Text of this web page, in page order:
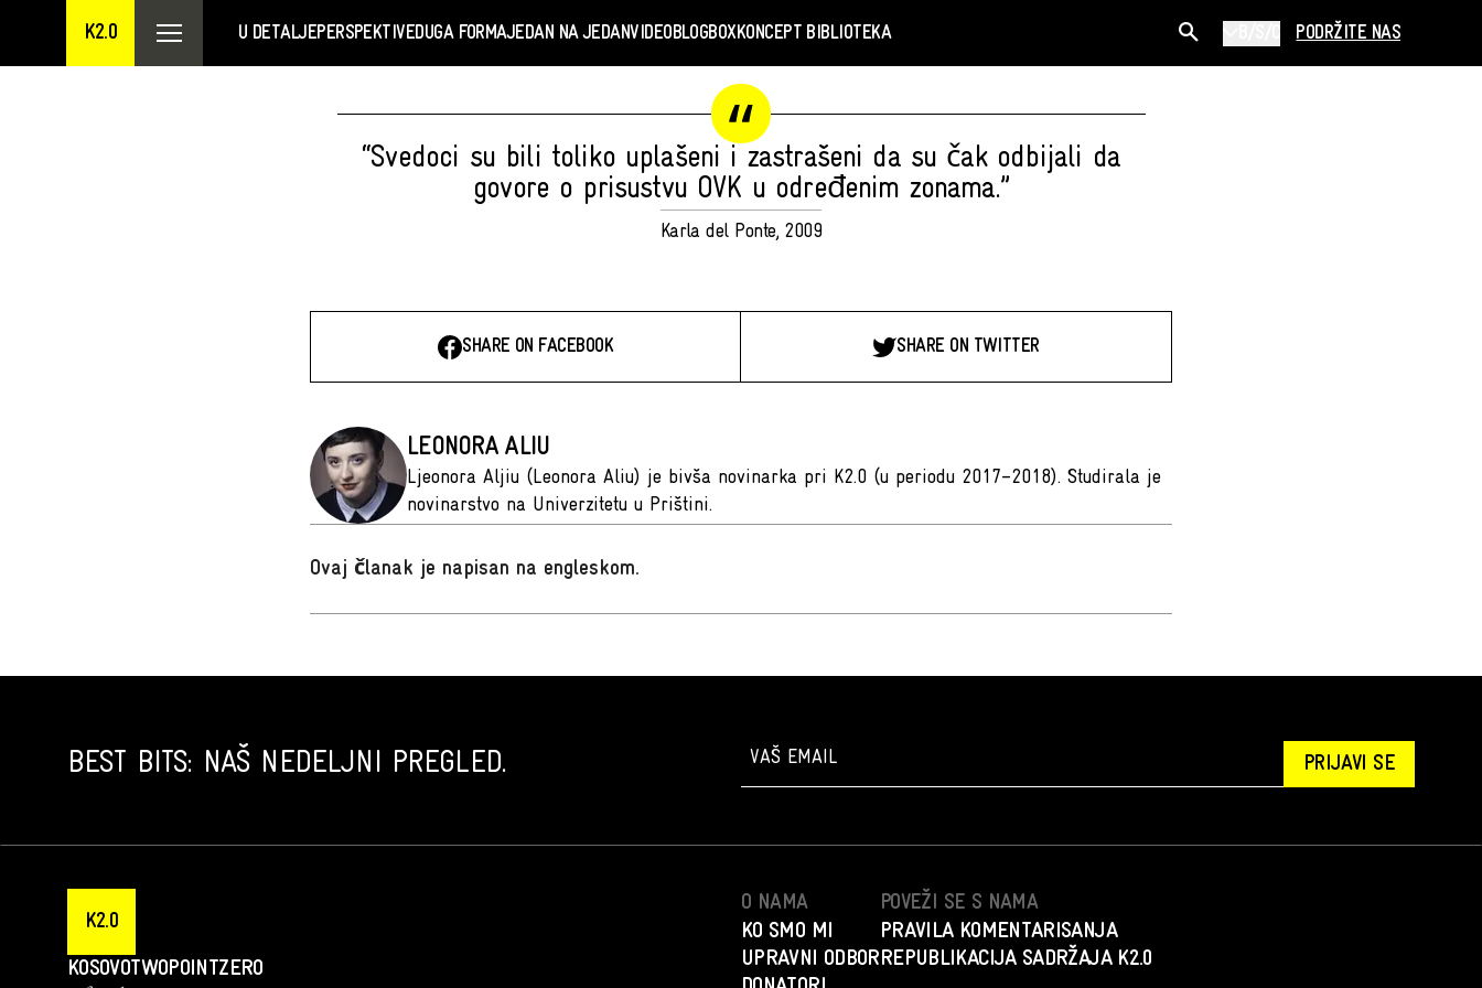
K2.0 U DETALJEPERSPEKTIVEDUGA FORMAJEDAN NA JEDANVIDEOBLOGBOXKONCEPT BIBLIOTEKA PODRŽITE NAS
“Svedoci su bili toliko uplašeni i zastrašeni da su čak odbijali da
govore o prisustvu OVK u određenim zonama.”
Karla del Ponte, 2009
SHARE ON FACEBOOK SHARE ON TWITTER
LEONORA ALIU
Ljeonora Aljiu (Leonora Aliu) je bivša novinarka pri K2.0 (u periodu 2017–2018). Studirala je
novinarstvo na Univerzitetu u Prištini.
Ovaj članak je napisan na engleskom.
BEST BITS: NAŠ NEDELJNI PREGLED. PRIJAVI SE
K2.0
KOSOVOTWOPOINTZERO
O NAMA
KO SMO MI
UPRAVNI ODBOR
POVEŽI SE S NAMA
PRAVILA KOMENTARISANJA
REPUBLIKACIJA SADRŽAJA K2.0